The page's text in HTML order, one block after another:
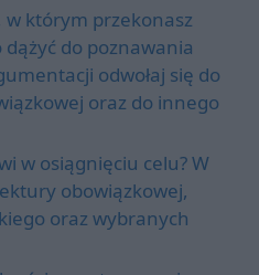
którym przekonasz
do poznawania
odwołaj się do
oraz do innego
w osiągnięciu celu? W
obowiązkowej,
oraz wybranych